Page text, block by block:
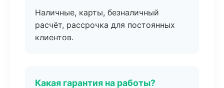
Наличные, карты, безналичный
расчёт, рассрочка для постоянных
клиентов.
Какая гарантия на работы?